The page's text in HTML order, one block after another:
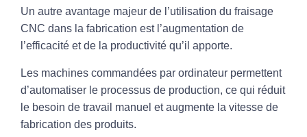
Un autre avantage majeur de l’utilisation du fraisage
CNC dans la fabrication est l’augmentation de
l’efficacité et de la productivité qu’il apporte.
Les machines commandées par ordinateur permettent
d’automatiser le processus de production, ce qui réduit
le besoin de travail manuel et augmente la vitesse de
fabrication des produits.